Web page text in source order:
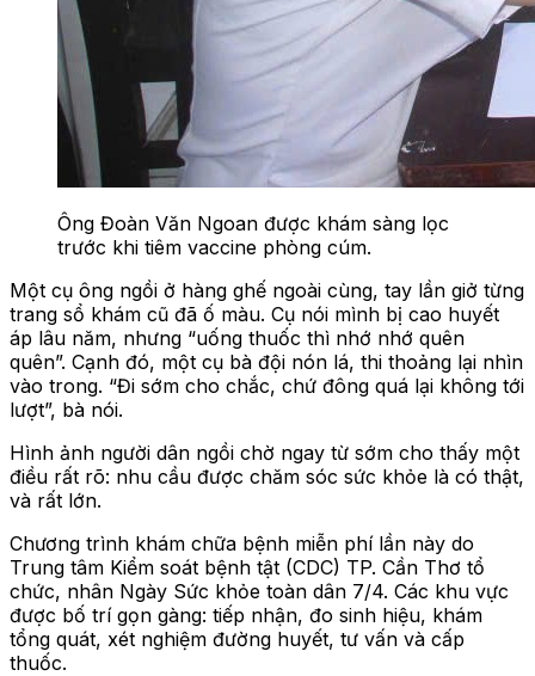
Ông Đoàn Văn Ngoan được khám sàng lọc
trước khi tiêm vaccine phòng cúm.
Một cụ ông ngồi ở hàng ghế ngoài cùng, tay lần giở từng
trang sổ khám cũ đã ố màu. Cụ nói mình bị cao huyết
áp lâu năm, nhưng “uống thuốc thì nhớ nhớ quên
quên”. Cạnh đó, một cụ bà đội nón lá, thi thoảng lại nhìn
vào trong. “Đi sớm cho chắc, chứ đông quá lại không tới
lượt”, bà nói.
Hình ảnh người dân ngồi chờ ngay từ sớm cho thấy một
điều rất rõ: nhu cầu được chăm sóc sức khỏe là có thật,
và rất lớn.
Chương trình khám chữa bệnh miễn phí lần này do
Trung tâm Kiểm soát bệnh tật (CDC) TP. Cần Thơ tổ
chức, nhân Ngày Sức khỏe toàn dân 7/4. Các khu vực
được bố trí gọn gàng: tiếp nhận, đo sinh hiệu, khám
tổng quát, xét nghiệm đường huyết, tư vấn và cấp
thuốc.